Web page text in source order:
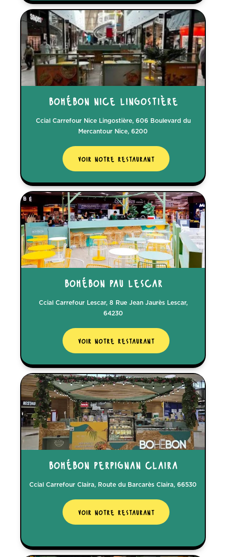
bohébon nice lingostière
Ccial Carrefour Nice Lingostière, 606 Boulevard du
Mercantour Nice, 6200
voir notre restaurant
bohébon pau lescar
Ccial Carrefour Lescar, 8 Rue Jean Jaurès Lescar,
64230
voir notre restaurant
bohébon perpignan claira
Ccial Carrefour Claira, Route du Barcarès Claira, 66530
voir notre restaurant